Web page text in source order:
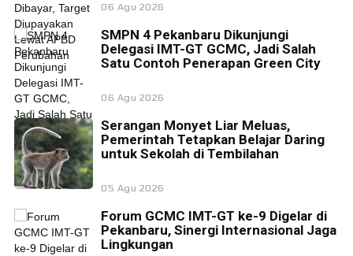
06 Agu 2026
SMPN 4 Pekanbaru Dikunjungi
Delegasi IMT-GT GCMC, Jadi Salah
Satu Contoh Penerapan Green City
06 Agu 2026
Serangan Monyet Liar Meluas,
Pemerintah Tetapkan Belajar Daring
untuk Sekolah di Tembilahan
05 Agu 2026
Forum GCMC IMT-GT ke-9 Digelar di
Pekanbaru, Sinergi Internasional Jaga
Lingkungan